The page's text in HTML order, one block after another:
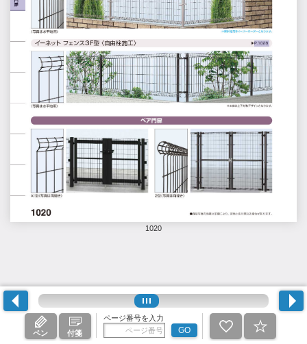
1020
ペン 付箋
ページ番号を入力
GO